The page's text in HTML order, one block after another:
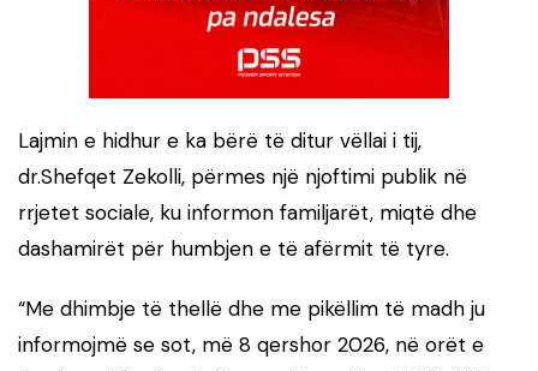
Lajmin e hidhur e ka bërë të ditur vëllai i tij,
dr.Shefqet Zekolli, përmes një njoftimi publik në
rrjetet sociale, ku informon familjarët, miqtë dhe
dashamirët për humbjen e të afërmit të tyre.
“Me dhimbje të thellë dhe me pikëllim të madh ju
informojmë se sot, më 8 qershor 2026, në orët e